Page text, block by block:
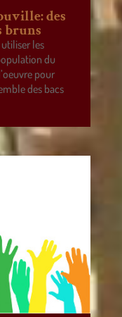
des
bruns
utiliser les
du
pour
des bacs